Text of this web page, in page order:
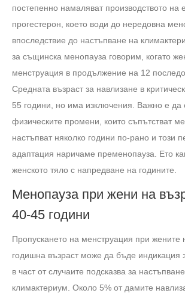
постепенно намаляват производството на
прогестерон, което води до нередовна
впоследствие до настъпване на
за същинска менопауза говорим, когато
менструация в продължение на 12
Средната възраст за навлизане в
55 години, но има изключения. Важно е да
физическите промени, които съпътстват
настъпват няколко години по-рано и този
адаптация наричаме пременопауза. Ето
женското тяло с напредване на годините.
Менопауза при жени на
40-45 години
Пропускането на менструация при жените
годишна възраст може да бъде индикация
в част от случаите подсказва за
климактериум. Около 5% от дамите